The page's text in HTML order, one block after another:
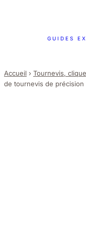
GUIDES
Accueil › Tournevis,
de tournevis de précision